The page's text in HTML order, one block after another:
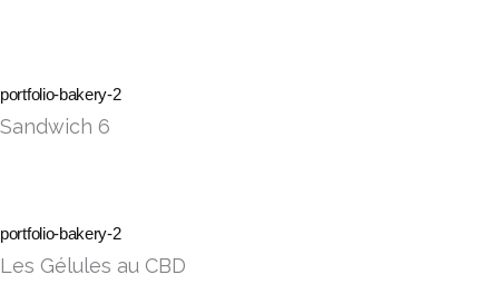
portfolio-bakery-2
Sandwich 6
portfolio-bakery-2
Les Gélules au CBD